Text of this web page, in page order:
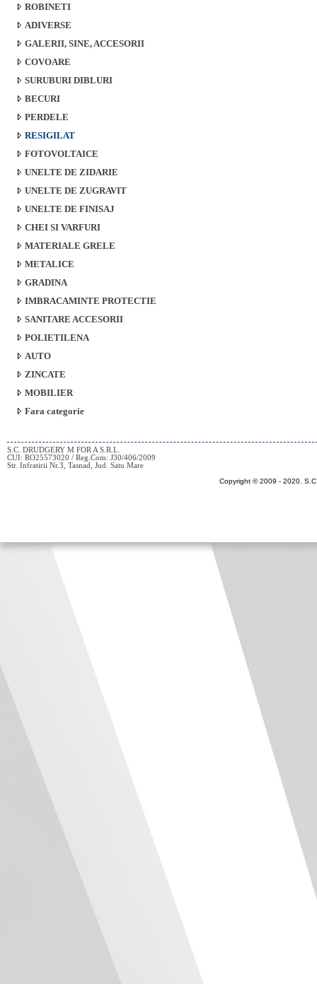
ROBINETI
ADIVERSE
GALERII, SINE, ACCESORII
COVOARE
SURUBURI DIBLURI
BECURI
PERDELE
RESIGILAT
FOTOVOLTAICE
UNELTE DE ZIDARIE
UNELTE DE ZUGRAVIT
UNELTE DE FINISAJ
CHEI SI VARFURI
MATERIALE GRELE
METALICE
GRADINA
IMBRACAMINTE PROTECTIE
SANITARE ACCESORII
POLIETILENA
AUTO
ZINCATE
MOBILIER
Fara categorie
S.C. DRUDGERY M FOR A S.R.L.
CUI: RO25573020 / Reg.Com: J30/406/2009
Str. Infratirii Nr.3, Tasnad, Jud. Satu Mare
Copyright © 2009 - 2020.